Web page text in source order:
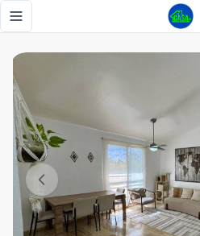
Toggle navigation menu
Apartamento en venta – Cocotal -